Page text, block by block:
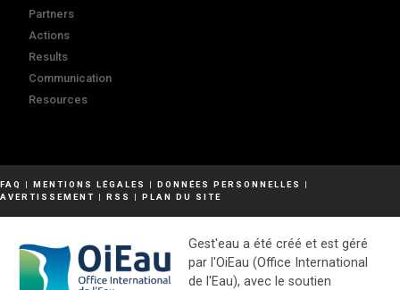
Partners
Actions
Results
Communication
Resources
FAQ | MENTIONS LÉGALES | DONNÉES PERSONNELLES
|
AVERTISSEMENT | RSS | PLAN DU SITE
Gest'eau a été créé et est géré
par l'OiEau (Office International
de l'Eau), avec le soutien